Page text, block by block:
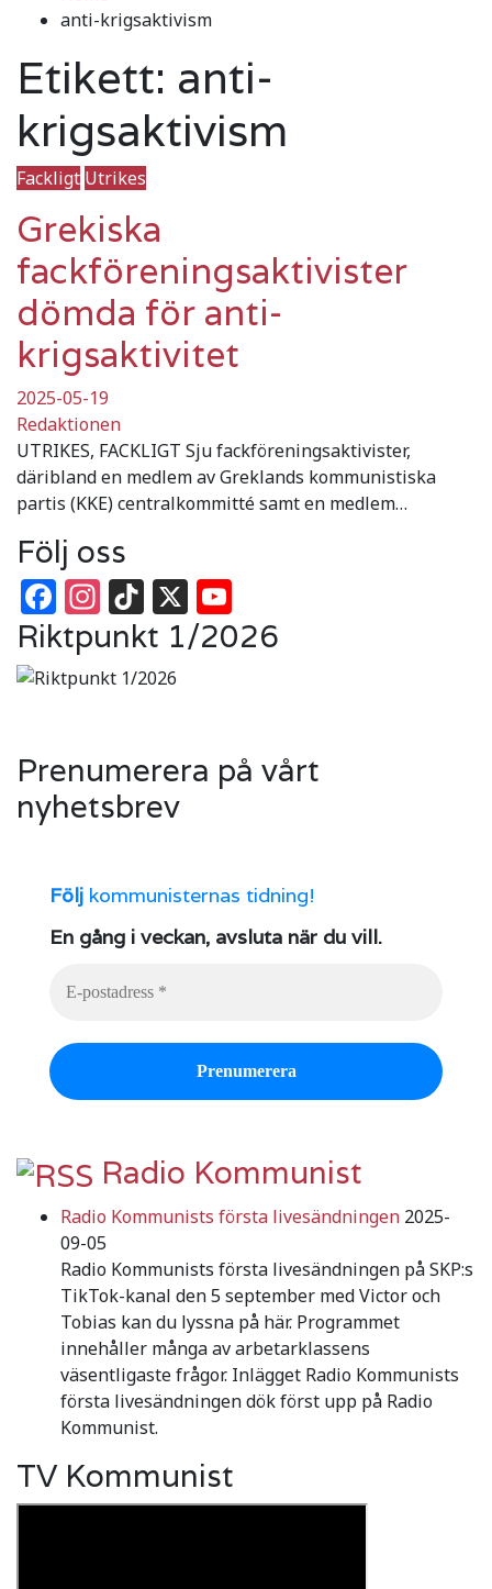
anti-krigsaktivism
Etikett: anti-
krigsaktivism
Fackligt Utrikes
Grekiska
fackföreningsaktivister
dömda för anti-
krigsaktivitet
2025-05-19
Redaktionen
UTRIKES, FACKLIGT Sju fackföreningsaktivister,
däribland en medlem av Greklands kommunistiska
partis (KKE) centralkommitté samt en medlem…
Följ oss
Facebook
Instagram
TikTok
X
Riktpunkt 1/2026
Prenumerera på vårt
nyhetsbrev
Följ kommunisternas tidning!
En gång i veckan, avsluta när du vill.
Radio Kommunist
Radio Kommunists första livesändningen 2025-
09-05
Radio Kommunists första livesändningen på SKP:s
TikTok-kanal den 5 september med Victor och
Tobias kan du lyssna på här. Programmet
innehåller många av arbetarklassens
väsentligaste frågor. Inlägget Radio Kommunists
första livesändningen dök först upp på Radio
Kommunist.
TV Kommunist